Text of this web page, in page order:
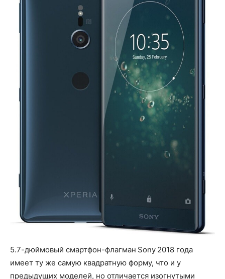
5.7-дюймовый смартфон-флагман Sony 2018 года
имеет ту же самую квадратную форму, что и у
предыдущих моделей, но отличается изогнутыми